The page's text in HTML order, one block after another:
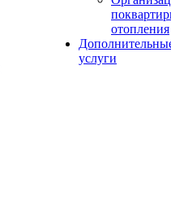
отопления
услуги